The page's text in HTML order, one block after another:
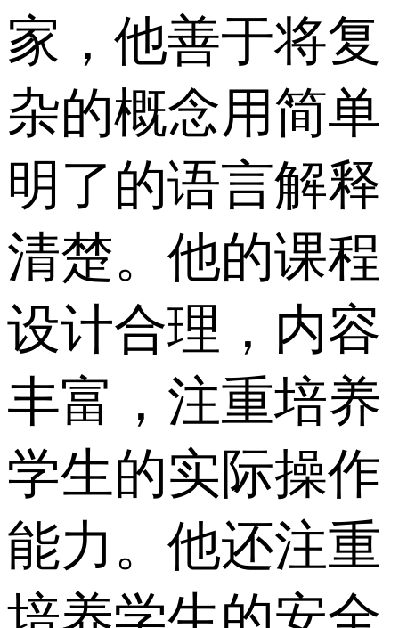
家，他善于将复
杂的概念用简单
明了的语言解释
清楚。他的课程
设计合理，内容
丰富，注重培养
学生的实际操作
能力。他还注重